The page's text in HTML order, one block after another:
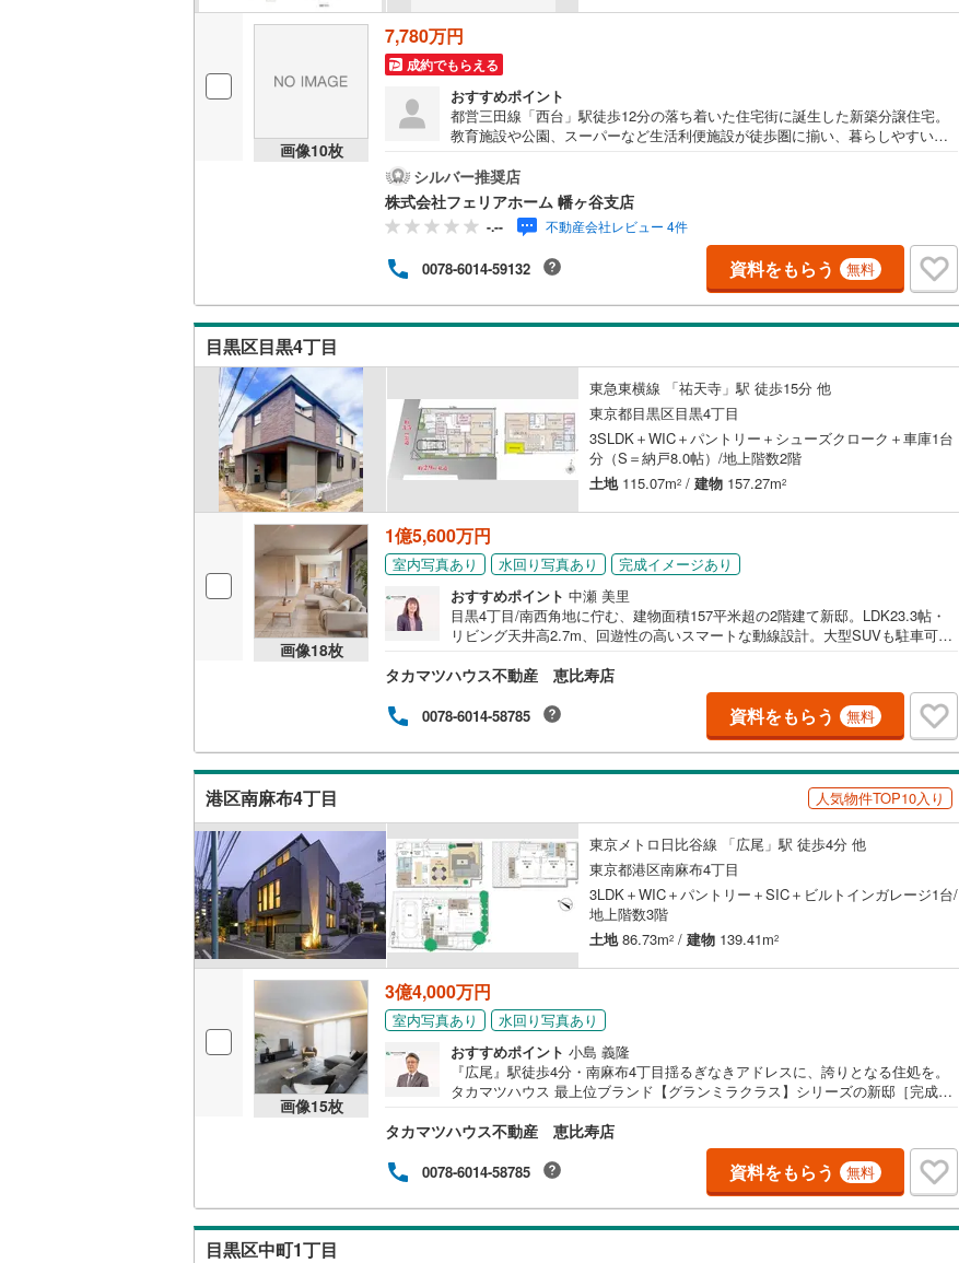
画像10枚
7,780万円
成約でもらえる
おすすめポイント
都営三田線「西台」駅徒歩12分の落ち着いた住宅街に誕生した新築分譲住宅。
教育施設や公園、スーパーなど生活利便施設が徒歩圏に揃い、暮らしやすい住
ン。LDKは約20.5帖の広さを確保し、折上天井やアクセントクロスを採用する
ことで、開放感とデザイン性を兼ね備えた住空間となっています。ゆとりある
リビングはご家族が自然と集まる心地よい空間です。収納面では複数のWICに
加え、パントリーや床下収納も備え、日用品から季節物までしっかり収納可
能。住空間をすっきりと保てます。さらに太陽光パネルや制震ダンパーを採用
し、省エネ性と耐震性にも配慮。設備面でも食洗機、浴室乾燥機、室内物干し
など日々の暮らしを快適に支える仕様が充実しています。開放感・収納力・性
能を兼ね備えた、バランスの良い新築住宅です。
シルバー推奨店
株式会社フェリアホーム 幡ヶ谷支店
-.-- 不動産会社レビュー 4件
0078-6014-59132 資料をもらう 無料
目黒区目黒4丁目
東急東横線 「祐天寺」駅 徒歩15分 他
東京都目黒区目黒4丁目
3SLDK＋WIC＋パントリー＋シューズクローク＋車庫1台
分（S＝納戸8.0帖）/地上階数2階
土地115.07m2 / 建物 157.27m2
画像18枚
1億5,600万円
室内写真あり 水回り写真あり
完成イメージあり
おすすめポイント 中瀬 美里
目黒4丁目/南西角地に佇む、建物面積157平米超の2階建て新邸。LDK23.3帖・
リビング天井高2.7m、回遊性の高いスマートな動線設計。大型SUVも駐車可の
ス■南西角地・高台の閑静な邸宅街■バス停徒歩3分/目黒駅行・祐天寺駅行等、
バス便豊富≪設備・仕様≫●耐震等級3（ 等級）●ZEH水準省エネ住宅●プラチナ
メンテナンス［住宅設備15年保証］●スマートホームサービス「MANOMA」対
応■LDK23.3帖/リビング上部天井高2.7m・床暖房2面■1フロア家事完結が叶う、
回遊性の高いスマート動線設計■室内物干設備を配した、約3帖のゆとりある独
立ランドリールーム■各室・納戸に収納付き/WIC・ファミリークローゼット
等、収納豊富■大型SUVも駐車可能なビルトインガレージ/EV車充電用電源設備
タカマツハウス不動産 恵比寿店
0078-6014-58785 資料をもらう 無料
港区南麻布4丁目 人気物件TOP10入り
東京メトロ日比谷線 「広尾」駅 徒歩4分 他
東京都港区南麻布4丁目
3LDK＋WIC＋パントリー＋SIC＋ビルトインガレージ1台/
地上階数3階
土地86.73m2 / 建物 139.41m2
画像15枚
3億4,000万円
室内写真あり
水回り写真あり
おすすめポイント 小島 義隆
『広尾』駅徒歩4分・南麻布4丁目揺るぎなきアドレスに、誇りとなる住処を。
タカマツハウス 最上位ブランド【グランミラクラス】シリーズの新邸［完成
（キッチン含む）◆ペニンシュラキッチン/カップボード備付け◆セパレート洗
面室/脱衣室と独立で家族のプライバシーに配慮◆脱衣室にガス式衣類乾燥機を
配備◆バスルーム:LIXIL「SPAGE（スパージュ）」/アクアフィール・アクアタ
ワー・浴室TV 他◆主寝室9.2帖・WIC＆書斎スペース付◆全室収納付き他、パ
ントリー・SIC等、収納豊富◆1階ホールにセカンド洗面を配置◆EV車充電用電
源設備付きシャッターガレージ
タカマツハウス不動産 恵比寿店
0078-6014-58785 資料をもらう 無料
目黒区中町1丁目
収納
ウォークインクローゼット
（
）
即入居可能（1）
オンライン対応
オンライン内見(相談)可（4） IT重説可（1）
オンライン対応とは？